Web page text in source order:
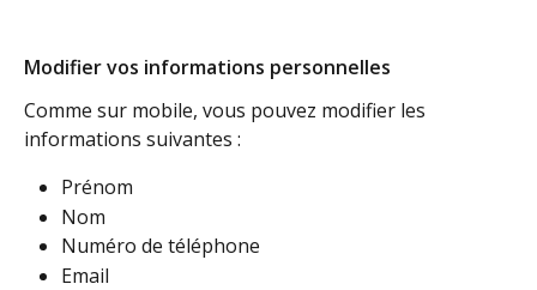
Modifier vos informations personnelles
Comme sur mobile, vous pouvez modifier les
informations suivantes :
Prénom
Nom
Numéro de téléphone
Email